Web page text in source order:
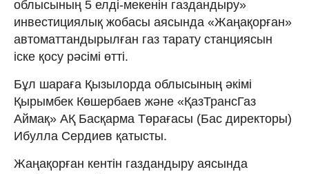
облысының 5 елді-мекенін газдандыру»
инвестициялық жобасы аясында «Жаңақорған»
автоматтандырылған газ тарату станциясын
іске қосу рәсімі өтті.
Бұл шараға Қызылорда облысының әкімі
Қырымбек Көшербаев және «ҚазТрансГаз
Аймақ» АҚ Басқарма Төрағасы (Бас директоры)
Ибулла Сердиев қатысты.
Жаңақорған кентін газдандыру аясында